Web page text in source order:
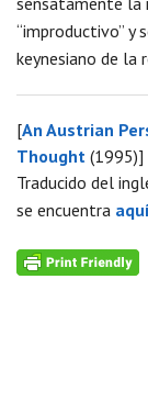
“improductivo” y
keynesiano de la
[An Austrian
Thought (1995)]
Traducido del
se encuentra aquí